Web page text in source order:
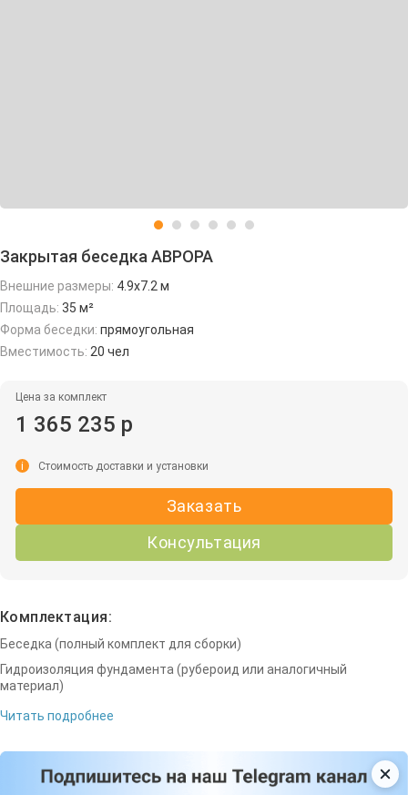
Закрытая беседка АВРОРА
Внешние размеры: 4.9х7.2 м
Площадь: 35 м²
Форма беседки: прямоугольная
Вместимость: 20 чел
Цена за комплект
1 365 235 р
Заказать
Консультация
i Стоимость доставки и установки
Комплектация:
Беседка (полный комплект для сборки)
Гидроизоляция фундамента (рубероид или аналогичный
материал)
Читать подробнее